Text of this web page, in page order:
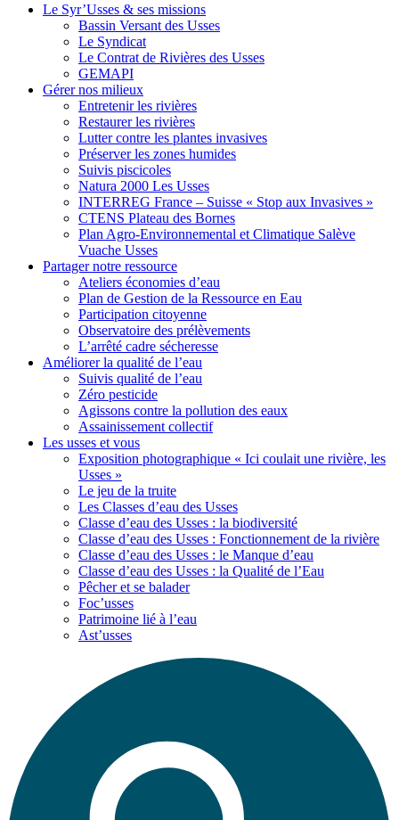
Le Syr’Usses & ses missions
Bassin Versant des Usses
Le Syndicat
Le Contrat de Rivières des Usses
GEMAPI
Gérernos milieux
Entretenir les rivières
Restaurer les rivières
Lutter contre les plantes invasives
Préserver les zones humides
Suivis piscicoles
Natura 2000 Les Usses
INTERREG France – Suisse « Stop aux Invasives »
CTENS Plateau des Bornes
Plan Agro-Environnemental et Climatique Salève
Vuache Usses
Partagernotre ressource
Ateliers économies d’eau
Plan de Gestion de la Ressource en Eau
Participation citoyenne
Observatoire des prélèvements
L’arrêté cadre sécheresse
Améliorerla qualité de l’eau
Suivis qualité de l’eau
Zéro pesticide
Agissons contre la pollution des eaux
Assainissement collectif
Les usses et vous
Exposition photographique « Ici coulait une rivière, les
Usses »
Le jeu de la truite
Les Classes d’eau des Usses
Classe d’eau des Usses : la biodiversité
Classe d’eau des Usses : Fonctionnement de la rivière
Classe d’eau des Usses : le Manque d’eau
Classe d’eau des Usses : la Qualité de l’Eau
Pêcher et se balader
Foc’usses
Patrimoine lié à l’eau
Ast’usses